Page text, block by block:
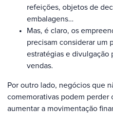
refeições, objetos de
embalagens…
Mas, é claro, os
precisam considerar um
estratégias e divulgação
vendas.
Por outro lado, negócios que
comemorativas podem perder
aumentar a movimentação